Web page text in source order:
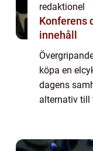
redaktionel
Konferens dalarna
innehåll
köpa en
dagens
alternativ till